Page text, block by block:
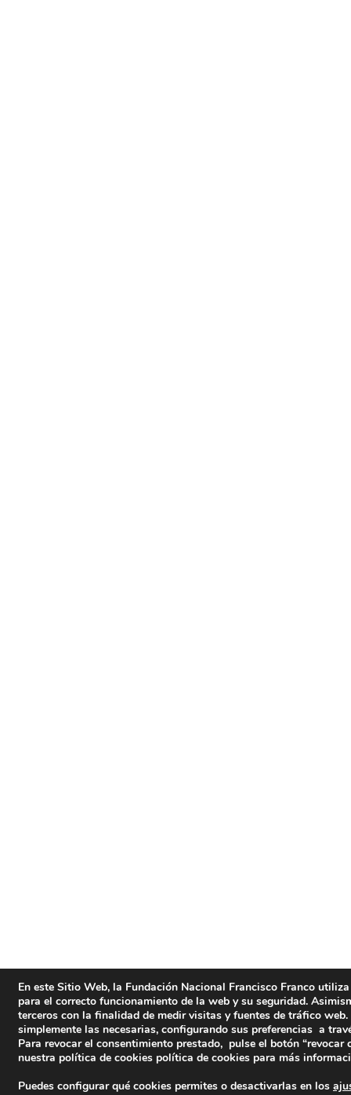
En este Sitio Web, la Fundación Nacional Francisco Franco
para el correcto funcionamiento de la web y su seguridad.
terceros con la finalidad de medir visitas y fuentes de tráfico
simplemente las necesarias, configurando sus preferencias a
Para revocar el consentimiento prestado, pulse el botón
nuestra política de cookies política de cookies para más
Puedes configurar qué cookies permites o desactivarlas en los